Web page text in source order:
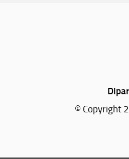
© Copyright